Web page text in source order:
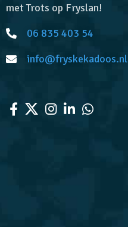
met Trots op Fryslan!
06 835 403 54
info@fryskekadoos.nl